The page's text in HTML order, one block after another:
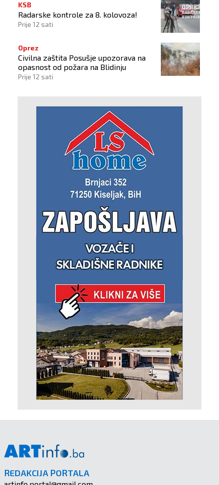
KSB
Radarske kontrole za 8. kolovoza!
Prije 12 sati
Oprez
Civilna zaštita Posušje upozorava na
opasnost od požara na Blidinju
Prije 12 sati
REDAKCIJA PORTALA